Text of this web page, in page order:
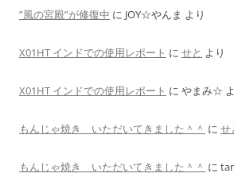
”風の宮殿”が修復中 に JOY☆やんま より
X01HT インドでの使用レポート に せと より
X01HT インドでの使用レポート に やまみ☆
もんじゃ焼き いただいてきました＾＾ に せ
もんじゃ焼き いただいてきました＾＾ に